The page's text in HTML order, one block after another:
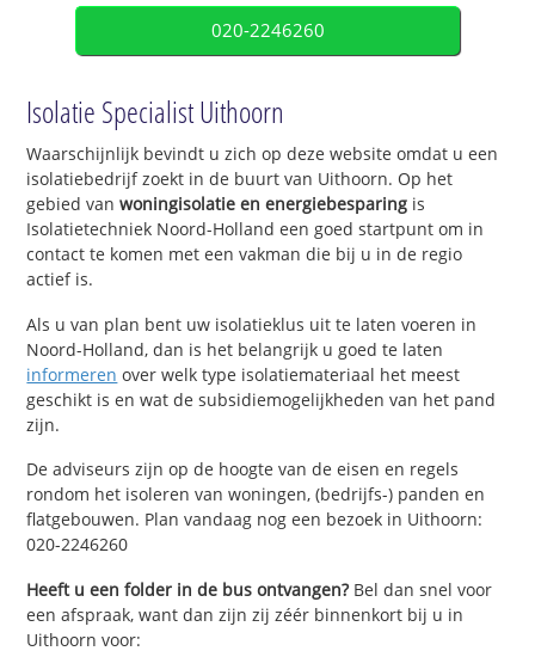
020-2246260
Isolatie Specialist Uithoorn
Waarschijnlijk bevindt u zich op deze website omdat u een
isolatiebedrijf zoekt in de buurt van Uithoorn. Op het
gebied vanwoningisolatie en energiebesparing is
Isolatietechniek Noord-Holland een goed startpunt om in
contact te komen met een vakman die bij u in de regio
actief is.
Als u van plan bent uw isolatieklus uit te laten voeren in
Noord-Holland, dan is het belangrijk u goed te laten
informeren over welk type isolatiemateriaal het meest
geschikt is en wat de subsidiemogelijkheden van het pand
zijn.
De adviseurs zijn op de hoogte van de eisen en regels
rondom het isoleren van woningen, (bedrijfs-) panden en
flatgebouwen. Plan vandaag nog een bezoek in Uithoorn:
020-2246260
Heeft u een folder in de bus ontvangen?Bel dan snel voor
een afspraak, want dan zijn zij zéér binnenkort bij u in
Uithoorn voor: